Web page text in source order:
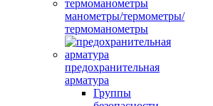
манометры/термометры/
термоманометры
предохранительная
арматура
Группы